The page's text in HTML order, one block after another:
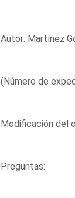
Autor: Martínez
(Número de
Modificación del
Preguntas: